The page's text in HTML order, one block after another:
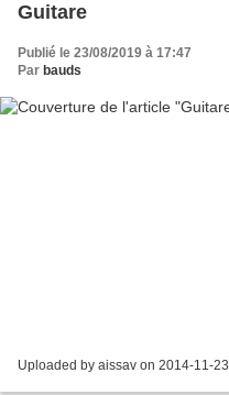
Guitare
Publié le 23/08/2019 à 17:47
Par bauds
Uploaded by aissav on 2014-11-23.